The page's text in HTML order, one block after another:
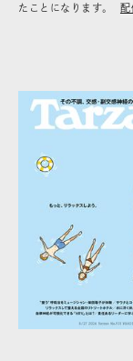
たことになります。
配